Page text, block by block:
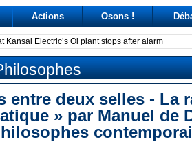
Actions Osons !
Kansai Electric’s Oi plant stops after alarm
entre deux selles - La
» par Manuel de